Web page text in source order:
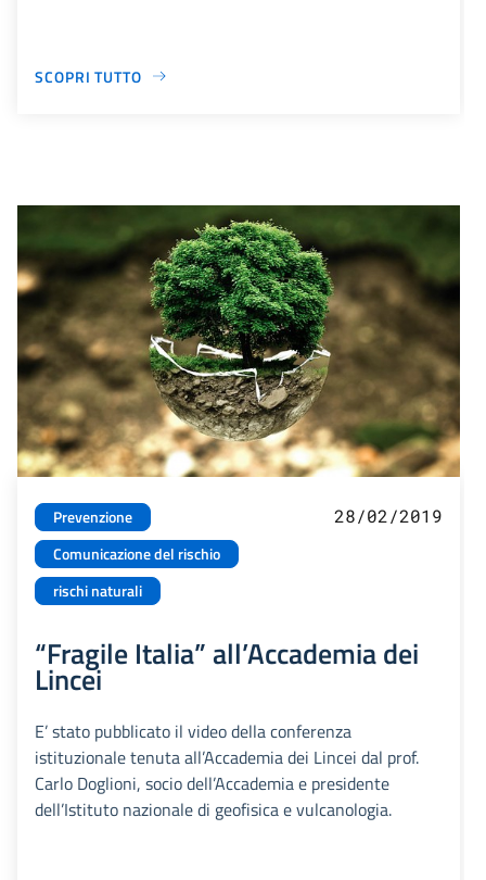
SCOPRI TUTTO
Prevenzione
Comunicazione del rischio
rischi naturali
28/02/2019
“Fragile Italia” all’Accademia dei
Lincei
E’ stato pubblicato il video della conferenza
istituzionale tenuta all’Accademia dei Lincei dal prof.
Carlo Doglioni, socio dell’Accademia e presidente
dell’Istituto nazionale di geofisica e vulcanologia.